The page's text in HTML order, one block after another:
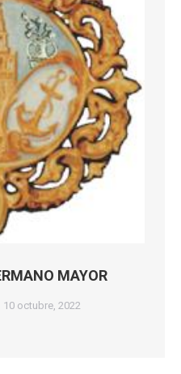
MAYOR
10 octubre, 2022